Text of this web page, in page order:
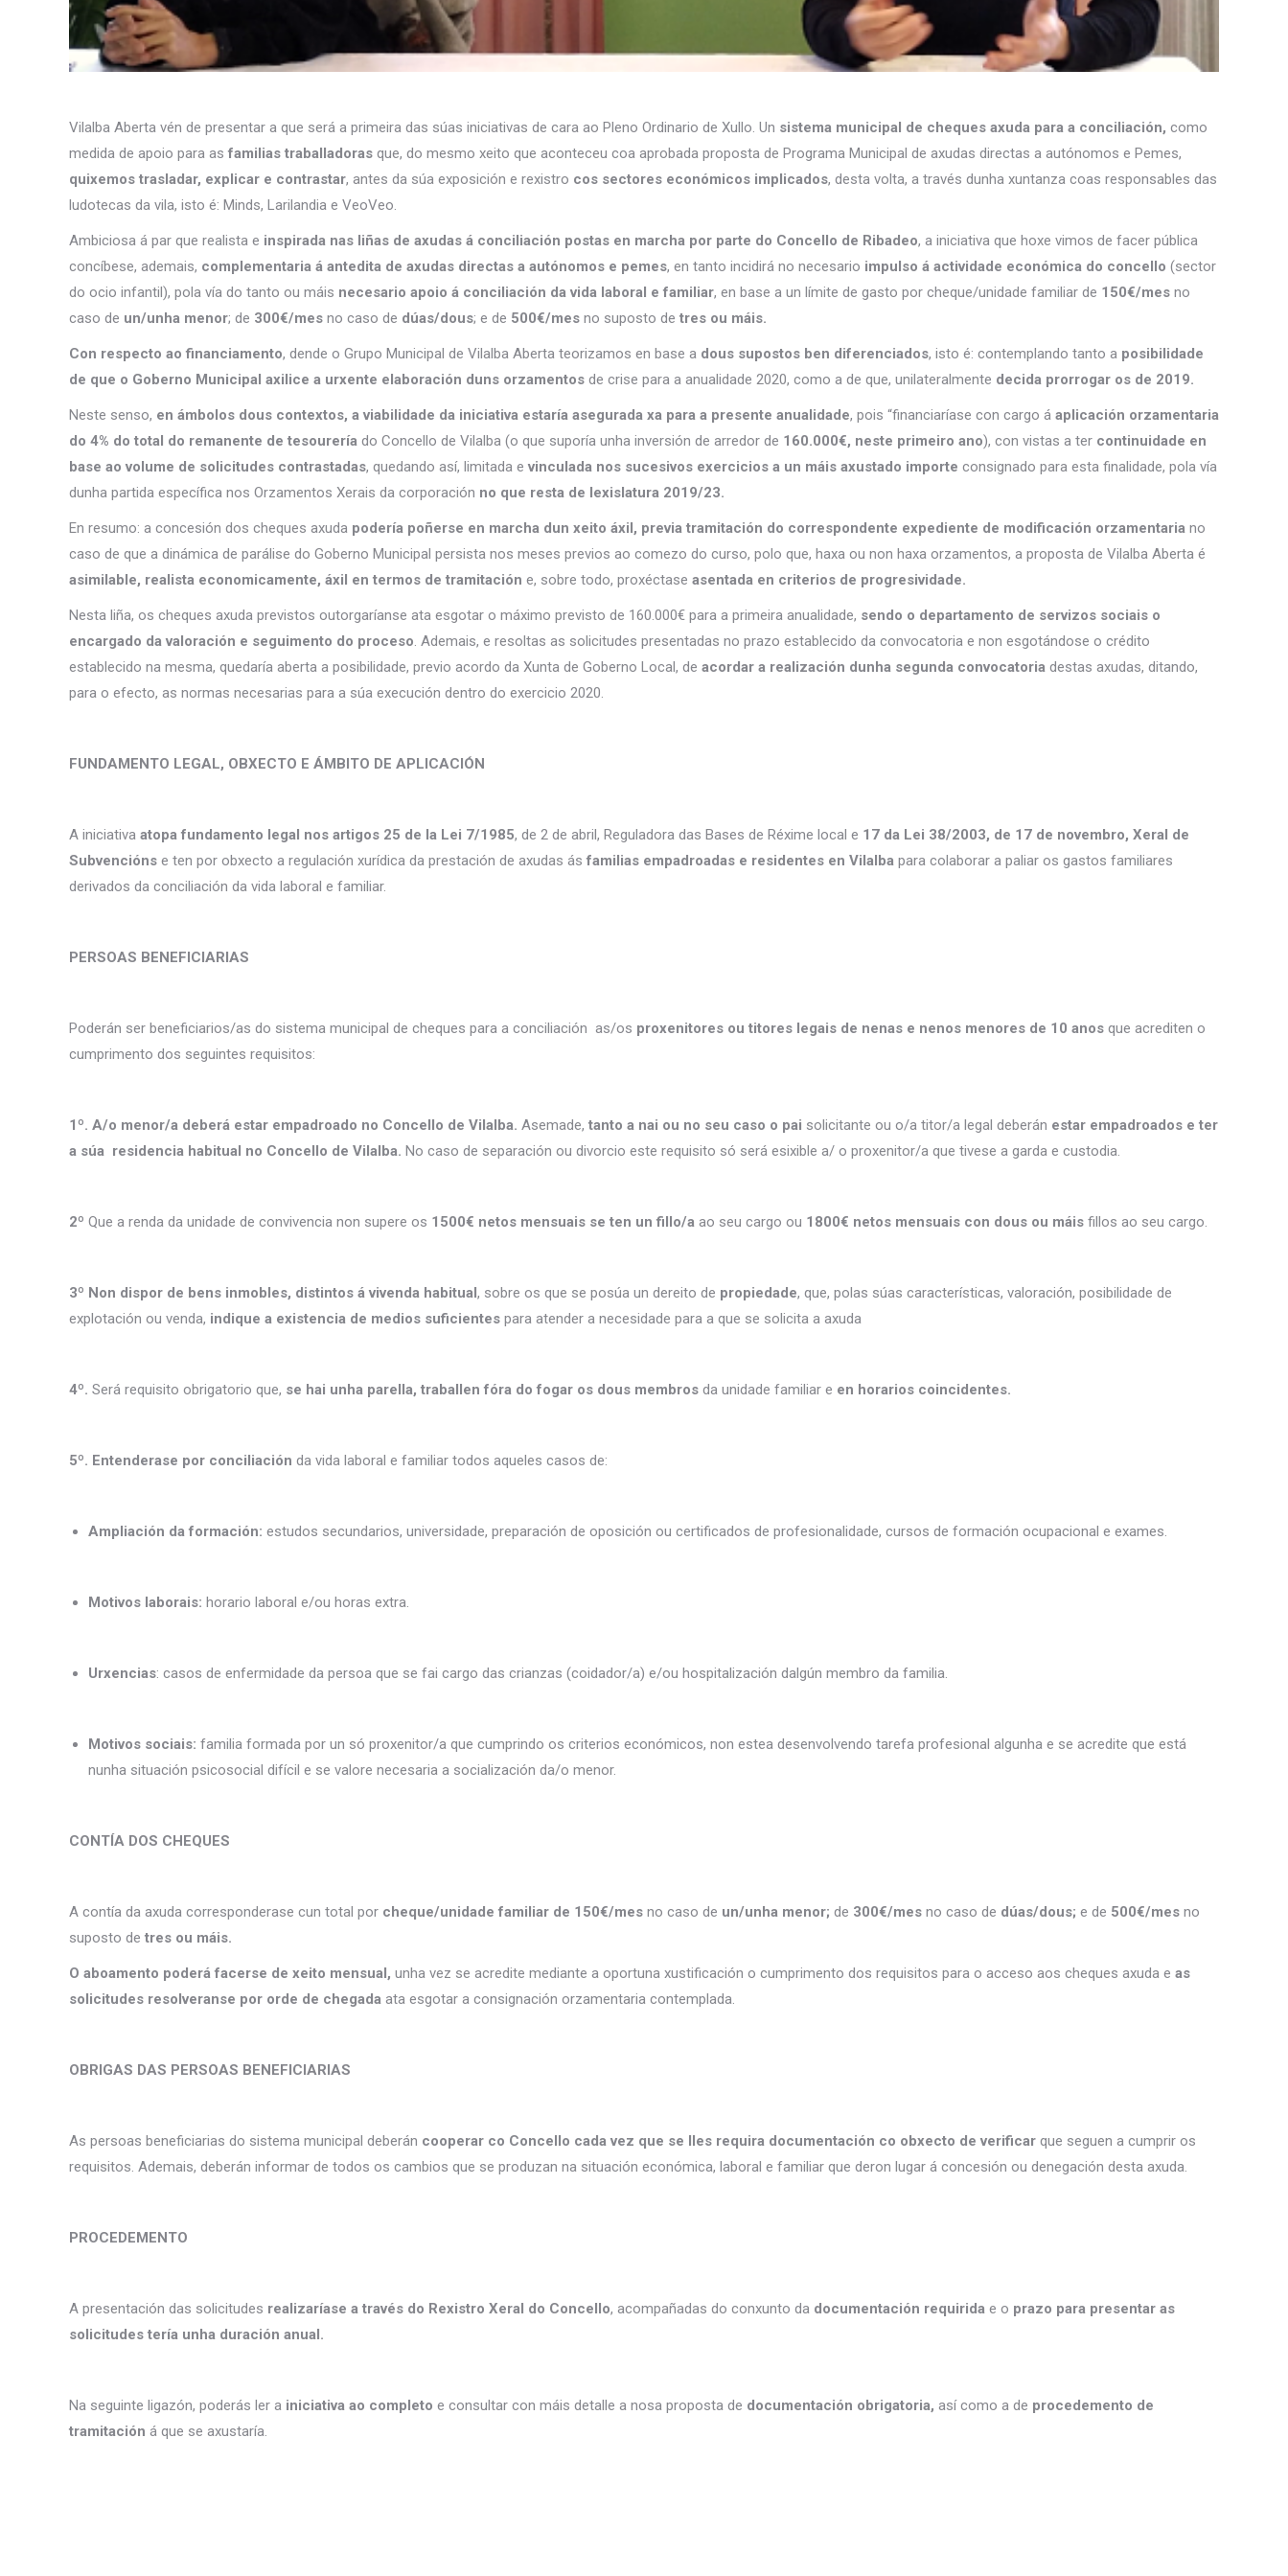
Vilalba Aberta vén de presentar a que será a primeira das súas iniciativas de cara ao Pleno Ordinario de Xullo. Un sistema municipal de cheques axuda para a conciliación, como
medida de apoio para as familias traballadoras que, do mesmo xeito que aconteceu coa aprobada proposta de Programa Municipal de axudas directas a autónomos e Pemes,
quixemos trasladar, explicar e contrastar, antes da súa exposición e rexistro cos sectores económicos implicados, desta volta, a través dunha xuntanza coas responsables das
ludotecas da vila, isto é: Minds, Larilandia e VeoVeo.
Ambiciosa á par que realista e inspirada nas liñas de axudas á conciliación postas en marcha por parte do Concello de Ribadeo, a iniciativa que hoxe vimos de facer pública
concíbese, ademais, complementaria á antedita de axudas directas a autónomos e pemes, en tanto incidirá no necesario impulso á actividade económica do concello (sector
do ocio infantil), pola vía do tanto ou máis necesario apoio á conciliación da vida laboral e familiar, en base a un límite de gasto por cheque/unidade familiar de 150€/mes no
caso de un/unha menor; de 300€/mes no caso de dúas/dous; e de 500€/mes no suposto de tres ou máis.
Con respecto ao financiamento, dende o Grupo Municipal de Vilalba Aberta teorizamos en base a dous supostos ben diferenciados, isto é: contemplando tanto a posibilidade
de que o Goberno Municipal axilice a urxente elaboración duns orzamentos de crise para a anualidade 2020, como a de que, unilateralmente decida prorrogar os de 2019.
Neste senso, en ámbolos dous contextos, a viabilidade da iniciativa estaría asegurada xa para a presente anualidade, pois “financiaríase con cargo á aplicación orzamentaria
do 4% do total do remanente de tesourería do Concello de Vilalba (o que suporía unha inversión de arredor de 160.000€, neste primeiro ano), con vistas a ter continuidade en
base ao volume de solicitudes contrastadas, quedando así, limitada e vinculada nos sucesivos exercicios a un máis axustado importe consignado para esta finalidade, pola vía
dunha partida específica nos Orzamentos Xerais da corporación no que resta de lexislatura 2019/23.
En resumo: a concesión dos cheques axuda podería poñerse en marcha dun xeito áxil, previa tramitación do correspondente expediente de modificación orzamentaria no
caso de que a dinámica de parálise do Goberno Municipal persista nos meses previos ao comezo do curso, polo que, haxa ou non haxa orzamentos, a proposta de Vilalba Aberta é
asimilable, realista economicamente, áxil en termos de tramitación e, sobre todo, proxéctase asentada en criterios de progresividade.
Nesta liña, os cheques axuda previstos outorgaríanse ata esgotar o máximo previsto de 160.000€ para a primeira anualidade, sendo o departamento de servizos sociais o
encargado da valoración e seguimento do proceso. Ademais, e resoltas as solicitudes presentadas no prazo establecido da convocatoria e non esgotándose o crédito
establecido na mesma, quedaría aberta a posibilidade, previo acordo da Xunta de Goberno Local, de acordar a realización dunha segunda convocatoria destas axudas, ditando,
para o efecto, as normas necesarias para a súa execución dentro do exercicio 2020.
FUNDAMENTO LEGAL, OBXECTO E ÁMBITO DE APLICACIÓN
A iniciativa atopa fundamento legal nos artigos 25 de la Lei 7/1985, de 2 de abril, Reguladora das Bases de Réxime local e 17 da Lei 38/2003, de 17 de novembro, Xeral de
Subvencións e ten por obxecto a regulación xurídica da prestación de axudas ás familias empadroadas e residentes en Vilalba para colaborar a paliar os gastos familiares
derivados da conciliación da vida laboral e familiar.
PERSOAS BENEFICIARIAS
Poderán ser beneficiarios/as do sistema municipal de cheques para a conciliación as/os proxenitores ou titores legais de nenas e nenos menores de 10 anos que acrediten o
cumprimento dos seguintes requisitos:
1º. A/o menor/a deberá estar empadroado no Concello de Vilalba. Asemade, tanto a nai ou no seu caso o pai solicitante ou o/a titor/a legal deberán estar empadroados e ter
a súa residencia habitual no Concello de Vilalba. No caso de separación ou divorcio este requisito só será esixible a/ o proxenitor/a que tivese a garda e custodia.
2º Que a renda da unidade de convivencia non supere os 1500€ netos mensuais se ten un fillo/a ao seu cargo ou 1800€ netos mensuais con dous ou máis fillos ao seu cargo.
3º Non dispor de bens inmobles, distintos á vivenda habitual, sobre os que se posúa un dereito de propiedade, que, polas súas características, valoración, posibilidade de
explotación ou venda, indique a existencia de medios suficientes para atender a necesidade para a que se solicita a axuda
4º. Será requisito obrigatorio que, se hai unha parella, traballen fóra do fogar os dous membros da unidade familiar e en horarios coincidentes.
5º. Entenderase por conciliación da vida laboral e familiar todos aqueles casos de:
Ampliación da formación: estudos secundarios, universidade, preparación de oposición ou certificados de profesionalidade, cursos de formación ocupacional e exames.
Motivos laborais: horario laboral e/ou horas extra.
Urxencias: casos de enfermidade da persoa que se fai cargo das crianzas (coidador/a) e/ou hospitalización dalgún membro da familia.
Motivos sociais: familia formada por un só proxenitor/a que cumprindo os criterios económicos, non estea desenvolvendo tarefa profesional algunha e se acredite que está
nunha situación psicosocial difícil e se valore necesaria a socialización da/o menor.
CONTÍA DOS CHEQUES
A contía da axuda corresponderase cun total por cheque/unidade familiar de 150€/mes no caso de un/unha menor; de 300€/mes no caso de dúas/dous; e de 500€/mes no
suposto de tres ou máis.
O aboamento poderá facerse de xeito mensual, unha vez se acredite mediante a oportuna xustificación o cumprimento dos requisitos para o acceso aos cheques axuda e as
solicitudes resolveranse por orde de chegada ata esgotar a consignación orzamentaria contemplada.
OBRIGAS DAS PERSOAS BENEFICIARIAS
As persoas beneficiarias do sistema municipal deberán cooperar co Concello cada vez que se lles requira documentación co obxecto de verificar que seguen a cumprir os
requisitos. Ademais, deberán informar de todos os cambios que se produzan na situación económica, laboral e familiar que deron lugar á concesión ou denegación desta axuda.
PROCEDEMENTO
A presentación das solicitudes realizaríase a través do Rexistro Xeral do Concello, acompañadas do conxunto da documentación requirida e o prazo para presentar as
solicitudes tería unha duración anual.
Na seguinte ligazón, poderás ler a iniciativa ao completo e consultar con máis detalle a nosa proposta de documentación obrigatoria, así como a de procedemento de
tramitación á que se axustaría.